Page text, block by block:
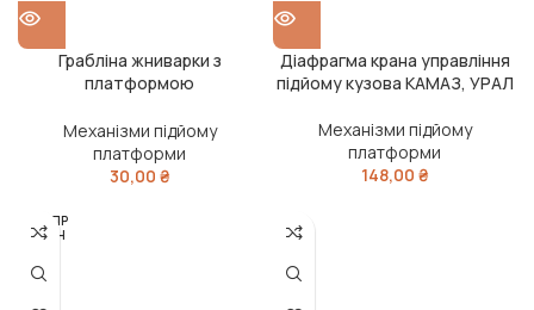
Грабліна жниварки з
платформою
/B93868/9842263/AH136689/
615251)(Iron-Plast
Механізми підйому
платформи
30,00 ₴
Діафрагма крана управління
підйому кузова КАМАЗ, УРАЛ
Механізми підйому
платформи
148,00 ₴
РОЗПР
ОДАН